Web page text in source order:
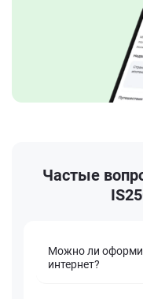
Частые
Можно ли
интернет?